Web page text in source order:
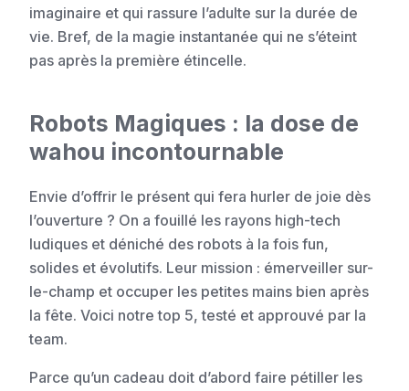
imaginaire et qui rassure l’adulte sur la durée de
vie. Bref, de la magie instantanée qui ne s’éteint
pas après la première étincelle.
Robots Magiques : la dose de
wahou incontournable
Envie d’offrir le présent qui fera hurler de joie dès
l’ouverture ? On a fouillé les rayons high-tech
ludiques et déniché des robots à la fois fun,
solides et évolutifs. Leur mission : émerveiller sur-
le-champ et occuper les petites mains bien après
la fête. Voici notre top 5, testé et approuvé par la
team.
Parce qu’un cadeau doit d’abord faire pétiller les